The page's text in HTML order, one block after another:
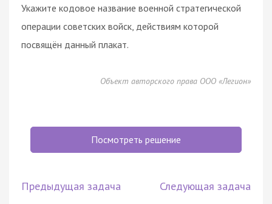
Укажите кодовое название военной стратегической
операции советских войск, действиям которой
посвящён данный плакат.
Объект авторского права ООО «Легион»
Посмотреть решение
Предыдущая задача Следующая задача